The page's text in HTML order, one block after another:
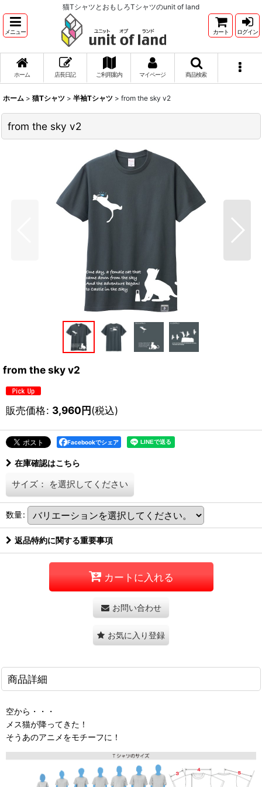
猫TシャツとおもしろTシャツのunit of land
メニュー カート ログイン
ホーム 店長日記 ご利用案内 マイページ 商品検索
ホーム > 猫Tシャツ > 半袖Tシャツ > from the sky v2
from the sky v2
from the sky v2
販売価格: 3,960円(税込)
Facebookでシェア
在庫確認はこちら
サイズ： を選択してください
数量:
返品特約に関する重要事項
カートに入れる
お問い合わせ
お気に入り登録
商品詳細
空から・・・
メス猫が降ってきた！
そうあのアニメをモチーフに！